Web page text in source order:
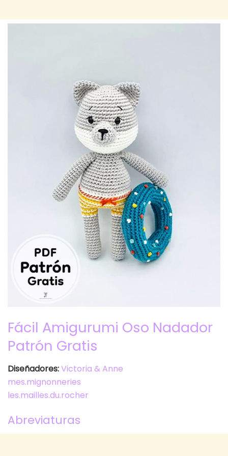
Fácil Amigurumi Oso Nadador
Patrón Gratis
Diseñadores:Victoria & Anne
mes.mignonneries
les.mailles.du.rocher
Abreviaturas